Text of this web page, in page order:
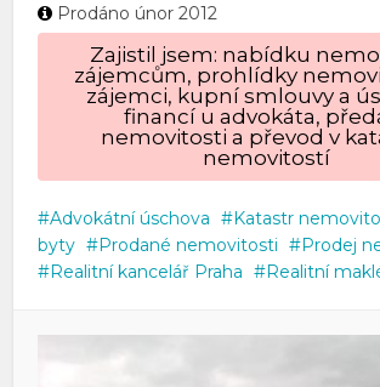
Prodáno únor 2012
Zajistil jsem: nabídku
zájemcům, prohlídky
zájemci, kupní smlouvy a
financí u advokáta,
nemovitosti a převod v
nemovitostí
Advokátní úschova Katastr
byty
Prodané nemovitosti
Prodej
Realitní kancelář Praha
Realitní